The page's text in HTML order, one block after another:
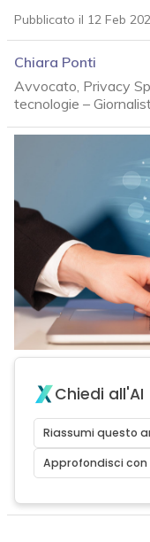
Pubblicato il 12 Feb
Chiara Ponti
Avvocato, Privacy
tecnologie –
Chiedi all'AI
Riassumi questo
Approfondisci